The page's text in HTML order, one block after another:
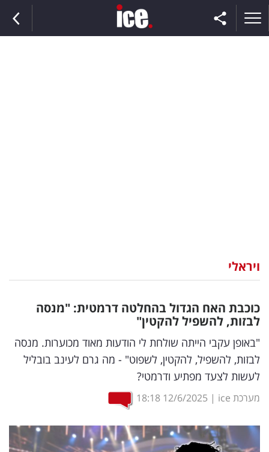
וצרכנות
דיגיטל
וטק
שיווק
ופרסום
מדדים
ויראלי
כוכבת האח הגדול בהחלטה דרמטית: "מנסה
לבזות, להשפיל להקטין"
"באופן עקבי הייתה שולחת לי הודעות מאוד מכוערות. מנסה
לבזות, להשפיל, להקטין, לשפוט" - מה גרם לעינב בובליל
לעשות לצעד מפתיע ודרמטי?
מערכת ice |
12/6/2025
18:18